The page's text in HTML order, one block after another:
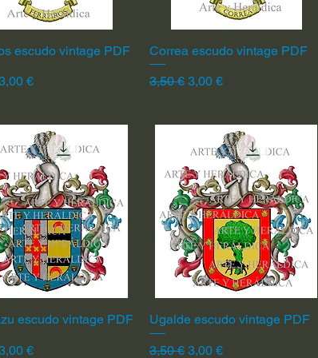
Vista rápida
escudo vintage PDF
de oferta
€
Vista rápida
Correa escudo vintage PDF
Precio
3,50 € Precio de oferta
3,00 €
Vista rápida
escudo vintage PDF
de oferta
€
Vista rápida
Ugalde escudo vintage PDF
Precio
3,50 € Precio de oferta
3,00 €